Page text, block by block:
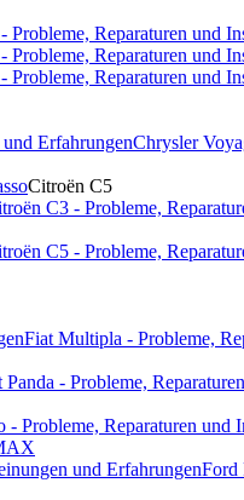
Probleme, Reparaturen und
Probleme, Reparaturen und
Probleme, Reparaturen und
ErfahrungenChrysler
Citroën C5
C3 - Probleme,
C5 - Probleme,
Fiat Multipla - Probleme,
Panda - Probleme,
- Probleme, Reparaturen und
und ErfahrungenFord